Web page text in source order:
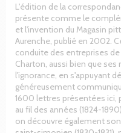
L'édition de la
présente comme le
et l'invention du Magasin
Aurenche, publié en 2002.
conduite des entreprises
Charton, aussi bien que
l'ignorance, en s'appuyant
généreusement
1600 lettres présentées ici,
au fil des années (1824-
on découvre également